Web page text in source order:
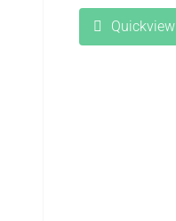
Quickview